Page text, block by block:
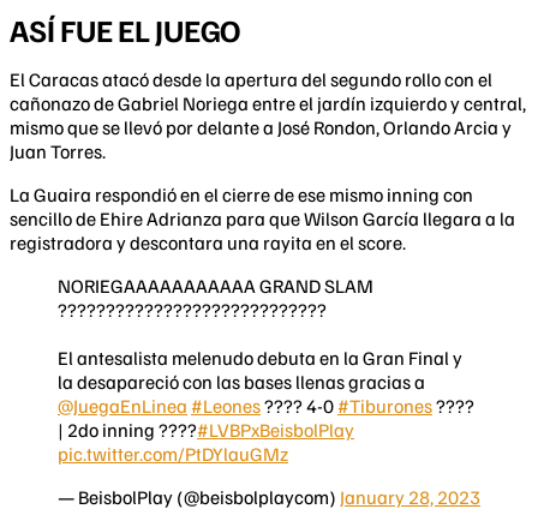
ASÍ FUE EL JUEGO
El Caracas atacó desde la apertura del segundo rollo con el
cañonazo de Gabriel Noriega entre el jardín izquierdo y central,
mismo que se llevó por delante a José Rondon, Orlando Arcia y
Juan Torres.
La Guaira respondió en el cierre de ese mismo inning con
sencillo de Ehire Adrianza para que Wilson García llegara a la
registradora y descontara una rayita en el score.
NORIEGAAAAAAAAAAA GRAND SLAM
????????????????????????????
El antesalista melenudo debuta en la Gran Final y
la desapareció con las bases llenas gracias a
@JuegaEnLinea #Leones???? 4-0 #Tiburones????
| 2do inning ????#LVBPxBeisbolPlay
pic.twitter.com/PtDYlauGMz
— BeisbolPlay (@beisbolplaycom) January 28, 2023